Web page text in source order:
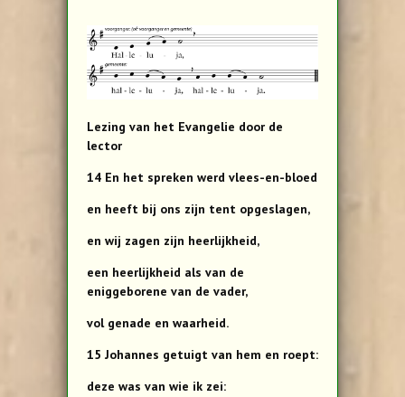
Lezing van het Evangelie door de
lector
14 En het spreken werd vlees-en-bloed
en heeft bij ons zijn tent opgeslagen,
en wij zagen zijn heerlijkheid,
een heerlijkheid als van de
eniggeborene van de vader,
vol genade en waarheid.
15 Johannes getuigt van hem en roept:
deze was van wie ik zei: